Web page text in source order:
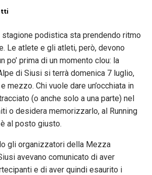
podistica sta prendendo ritmo
Le atlete e gli atleti, però, devono
po’ prima di un momento clou: la
di Siusi si terrà domenica 7 luglio,
mezzo. Chi vuole dare un’occhiata in
(o anche solo a una parte) nel
o desidera memorizzarlo, al Running
al posto giusto.
gli organizzatori della Mezza
avevano comunicato di aver
e di aver quindi esaurito i